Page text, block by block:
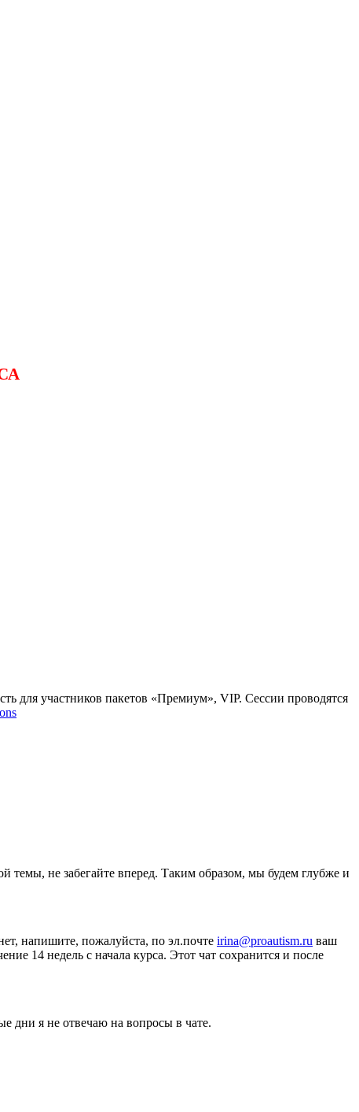
для участников пакетов «Премиум», VIP. Сессии проводятся
темы, не забегайте вперед. Таким образом, мы будем глубже и
напишите, пожалуйста, по эл.почте irina@proautism.ru ваш
14 недель с начала курса. Этот чат сохранится и после
дни я не отвечаю на вопросы в чате.